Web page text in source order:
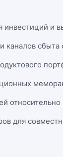
инвестиций и
каналов
для